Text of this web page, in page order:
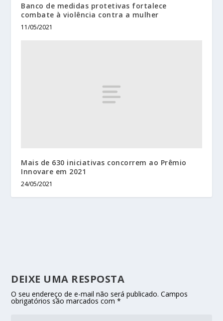
Banco de medidas protetivas fortalece
combate à violência contra a mulher
11/05/2021
Mais de 630 iniciativas concorrem ao Prêmio
Innovare em 2021
24/05/2021
DEIXE UMA RESPOSTA
O seu endereço de e-mail não será publicado. Campos
obrigatórios são marcados com*